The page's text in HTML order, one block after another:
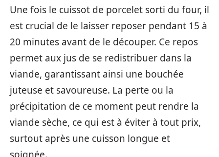
Une fois le cuissot de porcelet sorti du four, il
est crucial de le laisser reposer pendant 15 à
20 minutes avant de le découper. Ce repos
permet aux jus de se redistribuer dans la
viande, garantissant ainsi une bouchée
juteuse et savoureuse. La perte ou la
précipitation de ce moment peut rendre la
viande sèche, ce qui est à éviter à tout prix,
surtout après une cuisson longue et